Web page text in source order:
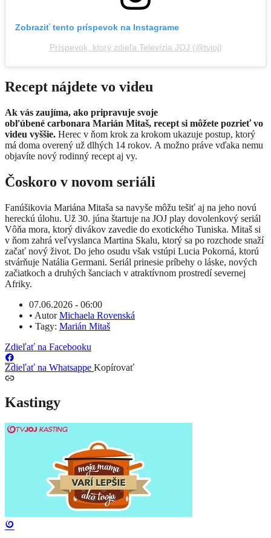
Zobraziť tento príspevok na Instagrame
Príspevok, ktorý zdieľa Televízia JOJ (@tvjoj)
Recept nájdete vo videu
Ak vás zaujíma, ako pripravuje svoje
obľúbené carbonara Marián Mitaš, recept si môžete pozrieť vo
videu vyššie. Herec v ňom krok za krokom ukazuje postup, ktorý
má doma overený už dlhých 14 rokov. A možno práve vďaka nemu
objavíte nový rodinný recept aj vy.
Čoskoro v novom seriáli
Fanúšikovia Mariána Mitaša sa navyše môžu tešiť aj na jeho novú
hereckú úlohu. Už 30. júna štartuje na JOJ play dovolenkový seriál
Vôňa mora, ktorý divákov zavedie do exotického Tuniska. Mitaš si
v ňom zahrá veľvyslanca Martina Skalu, ktorý sa po rozchode snaží
začať nový život. Do jeho osudu však vstúpi Lucia Pokorná, ktorú
stvárňuje Natália Germani. Seriál prinesie príbehy o láske, nových
začiatkoch a druhých šanciach v atraktívnom prostredí severnej
Afriky.
07.06.2026 - 06:00
• AutorMichaela Rovenská
• Tagy: Marián Mitaš
Zdieľať na Facebooku
Zdieľať na Whatsappe Kopírovať
Kastingy